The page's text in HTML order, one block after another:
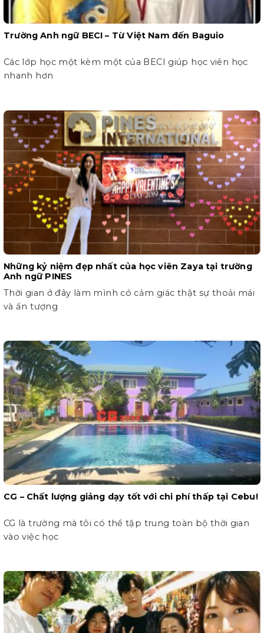
Trường Anh ngữ BECI – Từ Việt Nam đến Baguio
Các lớp học một kèm một của BECI giúp học viên học
nhanh hơn
Những kỷ niệm đẹp nhất của học viên Zaya tại trường
Anh ngữ PINES
Thời gian ở đây làm mình có cảm giác thật sự thoải mái
và ấn tượng
CG – Chất lượng giảng dạy tốt với chi phí thấp tại Cebu!
CG là trường mà tôi có thể tập trung toàn bộ thời gian
vào việc học